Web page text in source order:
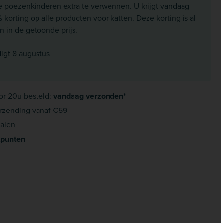
poezenkinderen extra te verwennen. U krijgt vandaag
korting op alle producten voor katten. Deze korting is al
in de getoonde prijs.
8 augustus
20u besteld: vandaag verzonden*
vanaf €59